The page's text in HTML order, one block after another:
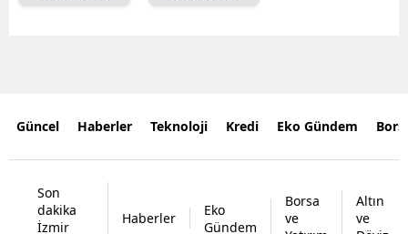
Güncel Haberler Teknoloji Kredi Eko Gündem
Son
dakika
İzmir
Haberler
Eko
Gündem
Borsa
ve
Altın
ve